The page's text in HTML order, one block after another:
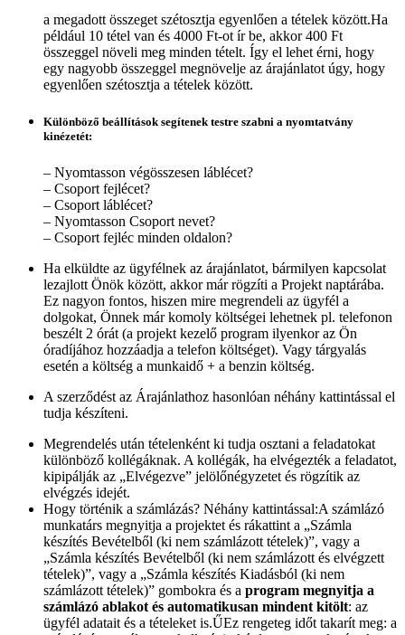
a megadott összeget szétosztja egyenlően a tételek között.Ha
például 10 tétel van és 4000 Ft-ot ír be, akkor 400 Ft
összeggel növeli meg minden tételt. Így el lehet érni, hogy
egy nagyobb összeggel megnövelje az árajánlatot úgy, hogy
egyenlően szétosztja a tételek között.
Különböző beállítások segítenek testre szabni a nyomtatvány
kinézetét:
– Nyomtasson végösszesen láblécet?
– Csoport fejlécet?
– Csoport láblécet?
– Nyomtasson Csoport nevet?
– Csoport fejléc minden oldalon?
Ha elküldte az ügyfélnek az árajánlatot, bármilyen kapcsolat
lezajlott Önök között, akkor már rögzíti a Projekt naptárába.
Ez nagyon fontos, hiszen mire megrendeli az ügyfél a
dolgokat, Önnek már komoly költségei lehetnek pl. telefonon
beszélt 2 órát (a projekt kezelő program ilyenkor az Ön
óradíjához hozzáadja a telefon költséget). Vagy tárgyalás
esetén a költség a munkaidő + a benzin költség.
A szerződést az Árajánlathoz hasonlóan néhány kattintással el
tudja készíteni.
Megrendelés után tételenként ki tudja osztani a feladatokat
különböző kollégáknak. A kollégák, ha elvégezték a feladatot,
kipipálják az „Elvégezve” jelölőnégyzetet és rögzítik az
elvégzés idejét.
Hogy történik a számlázás? Néhány kattintással:A számlázó
munkatárs megnyitja a projektet és rákattint a „Számla
készítés Bevételből (ki nem számlázott tételek)”, vagy a
„Számla készítés Bevételből (ki nem számlázott és elvégzett
tételek)”, vagy a „Számla készítés Kiadásból (ki nem
számlázott tételek)” gombokra és a program megnyitja a
számlázó ablakot és automatikusan mindent kitölt: az
ügyfél adatait és a tételeket is.ŰEz rengeteg időt takarít meg: a